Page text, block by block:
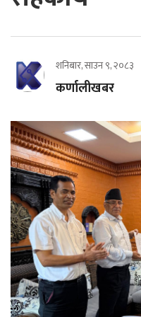
शनिबार, साउन ९, २०८३
कर्णालीखबर